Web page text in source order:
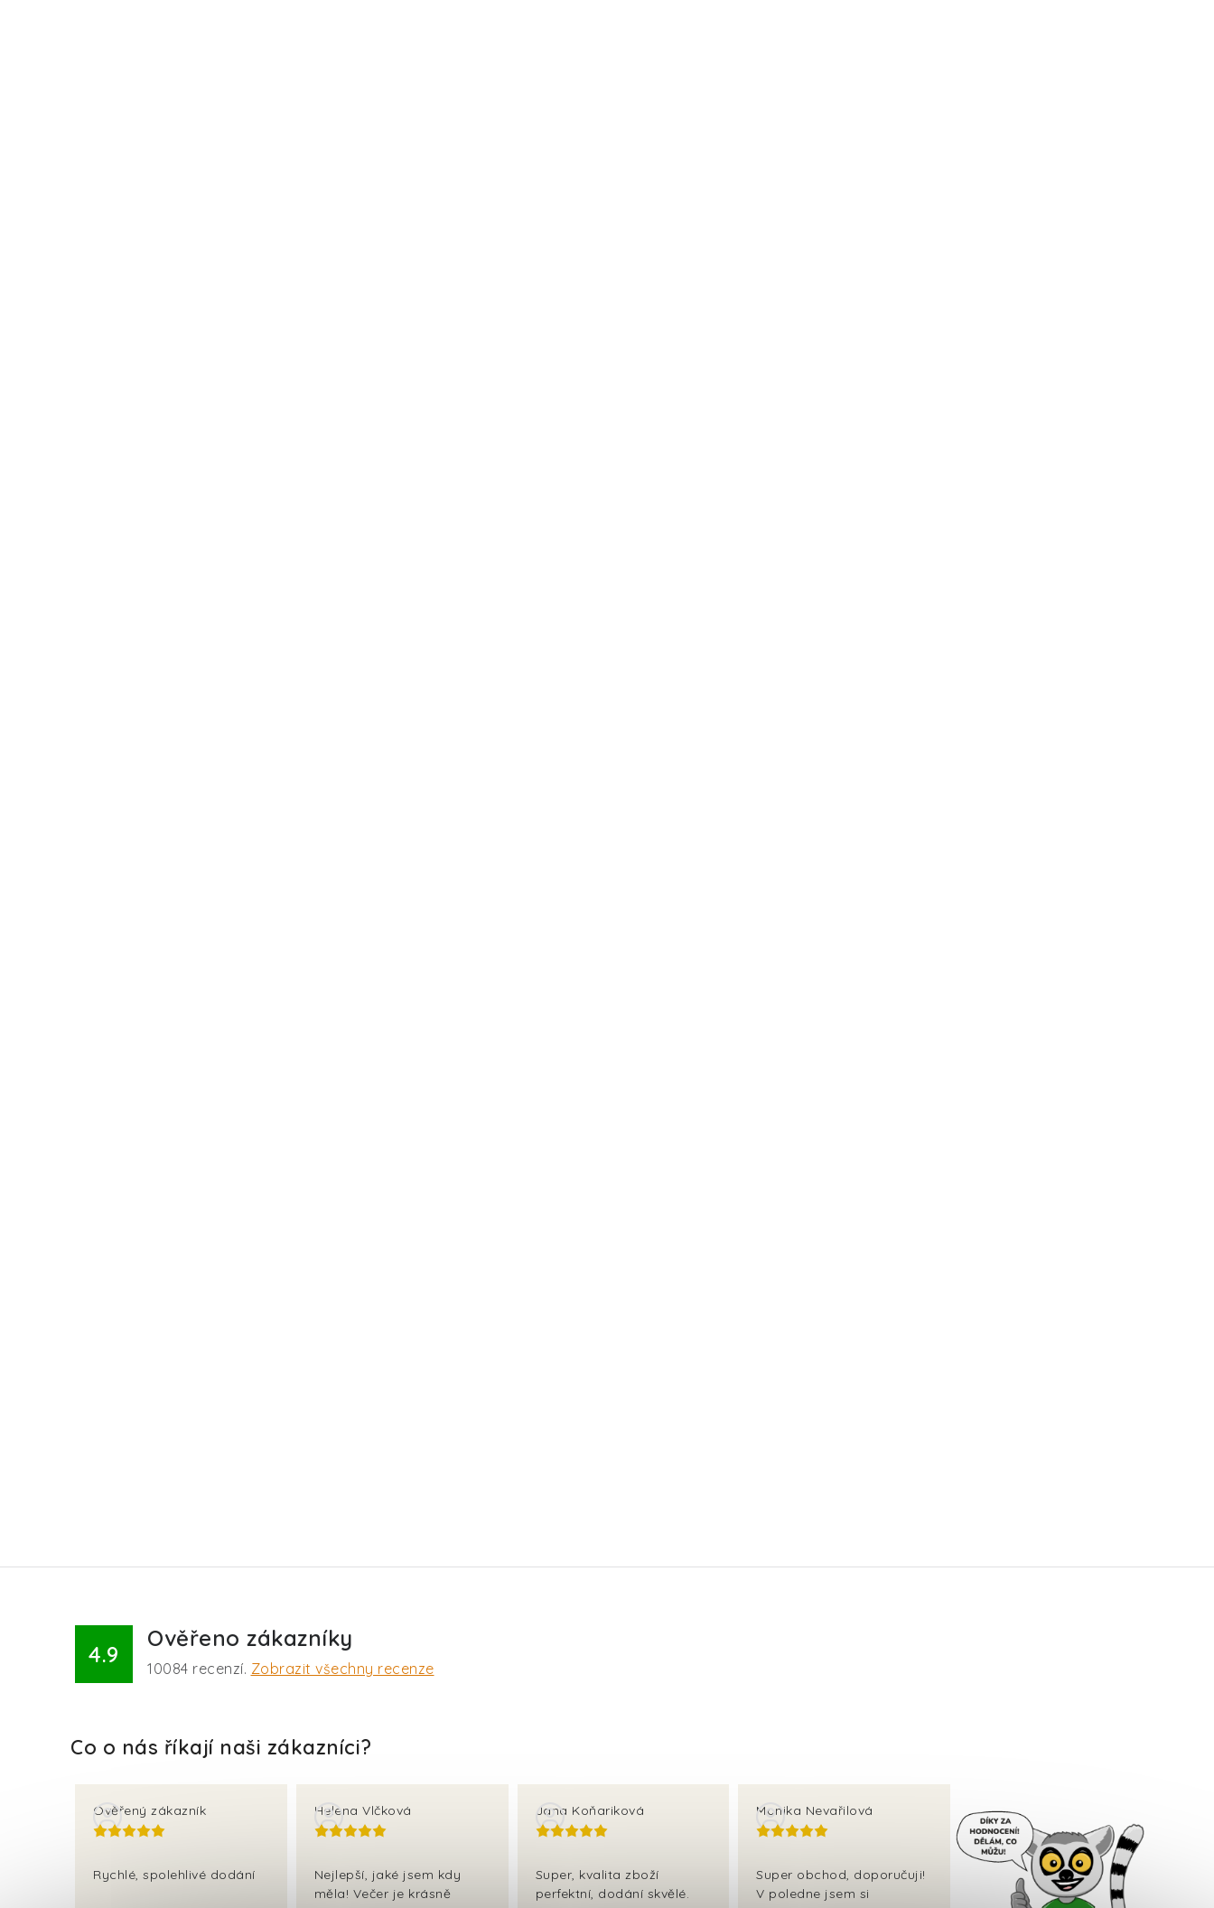
4.9
Ověřeno zákazníky
10084 recenzí. Zobrazit všechny recenze
Ověřený zákazník
Rychlé, spolehlivé dodání
Helena Vlčková
Nejlepší, jaké jsem kdy
měla! Večer je krásně
Jana Koňariková
Super, kvalita zboží
perfektní, dodání skvělé.
Monika Nevařilová
Super obchod, doporučuji!
V poledne jsem si